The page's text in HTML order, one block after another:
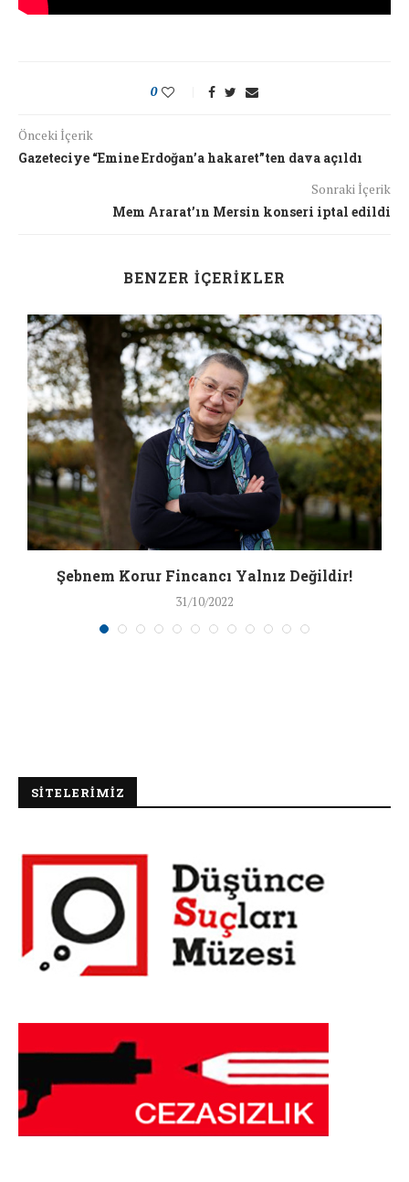
0
Önceki İçerik
Gazeteciye “Emine Erdoğan’a hakaret”ten dava açıldı
Sonraki İçerik
Mem Ararat’ın Mersin konseri iptal edildi
BENZER İÇERIKLER
Şebnem Korur Fincancı Yalnız Değildir!
31/10/2022
SİTELERİMİZ